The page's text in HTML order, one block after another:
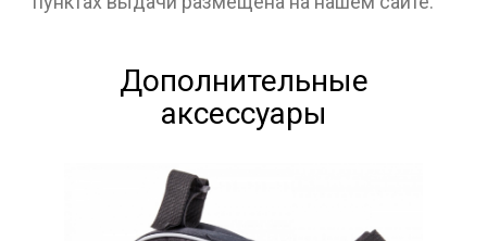
Дополнительные
аксессуары